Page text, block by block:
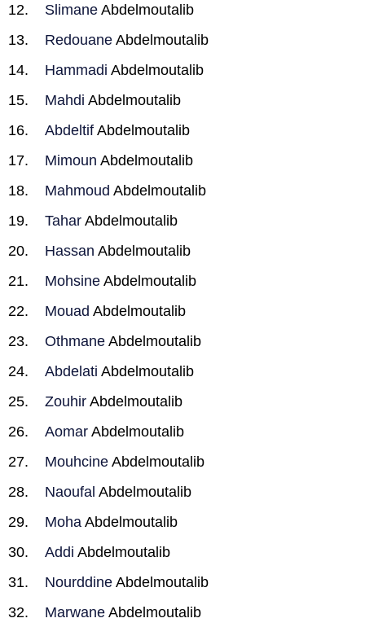
Slimane Abdelmoutalib
Redouane Abdelmoutalib
Hammadi Abdelmoutalib
Mahdi Abdelmoutalib
Abdeltif Abdelmoutalib
Mimoun Abdelmoutalib
Mahmoud Abdelmoutalib
Tahar Abdelmoutalib
Hassan Abdelmoutalib
Mohsine Abdelmoutalib
Mouad Abdelmoutalib
Othmane Abdelmoutalib
Abdelati Abdelmoutalib
Zouhir Abdelmoutalib
Aomar Abdelmoutalib
Mouhcine Abdelmoutalib
Naoufal Abdelmoutalib
Moha Abdelmoutalib
Addi Abdelmoutalib
Nourddine Abdelmoutalib
Marwane Abdelmoutalib